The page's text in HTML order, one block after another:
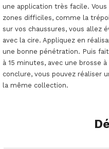
une application très facile.
zones difficiles, comme la
sur vos chaussures, vous allez
avec la cire. Appliquez en
une bonne pénétration. Puis
à 15 minutes, avec une brosse
conclure, vous pouvez réaliser
la même collection.